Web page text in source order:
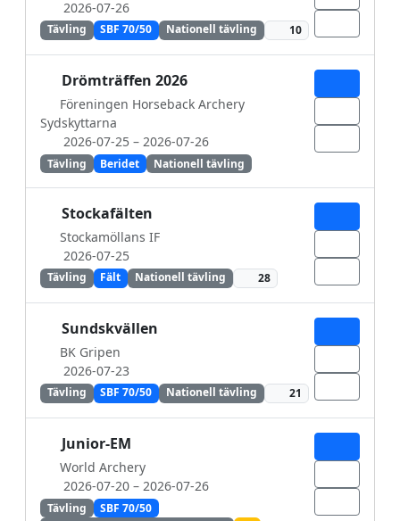
2026-07-26
Tävling SBF 70/50 Nationell tävling 10
Drömträffen 2026
Föreningen Horseback Archery
Sydskyttarna
2026-07-25 – 2026-07-26
Tävling Beridet Nationell tävling
Stockafälten
Stockamöllans IF
2026-07-25
Tävling Fält Nationell tävling 28
Sundskvällen
BK Gripen
2026-07-23
Tävling SBF 70/50 Nationell tävling 21
Junior-EM
World Archery
2026-07-20 – 2026-07-26
Tävling
SBF 70/50